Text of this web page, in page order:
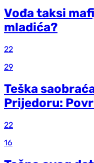
Vođa taksi
mladića?
22
29
Teška
Prijedoru:
22
16